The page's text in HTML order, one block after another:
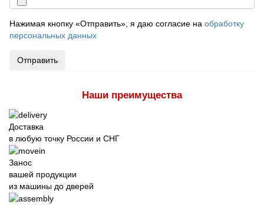
Нажимая кнопку «Отправить», я даю согласие на обработку
персональных данных
Отправить
Наши преимущества
Доставка
в любую точку России и СНГ
Занос
вашей продукции
из машины до дверей